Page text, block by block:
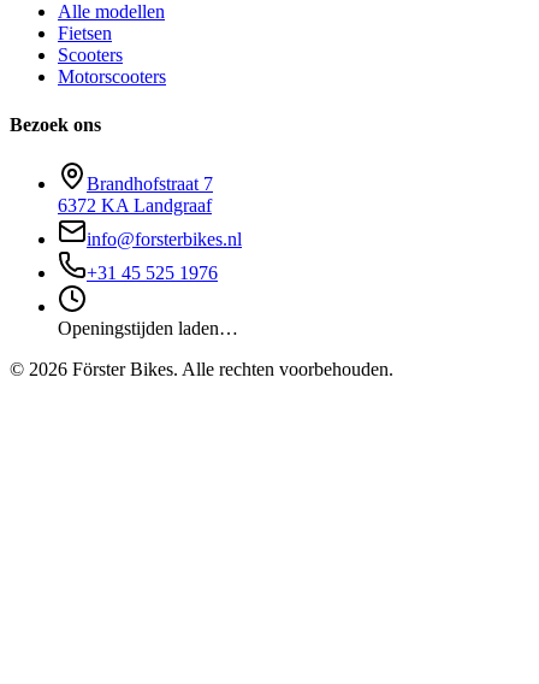
Alle modellen
Fietsen
Scooters
Motorscooters
Bezoek ons
Brandhofstraat 7
6372 KA Landgraaf
info@forsterbikes.nl
+31 45 525 1976
Openingstijden laden…
© 2026 Förster Bikes. Alle rechten voorbehouden.